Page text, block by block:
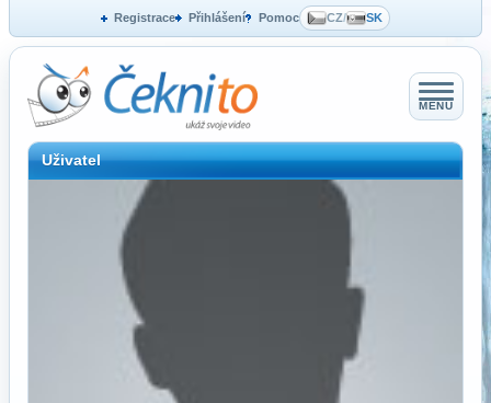
Registrace Přihlášení Pomoc CZ/ SK
MENU
Uživatel